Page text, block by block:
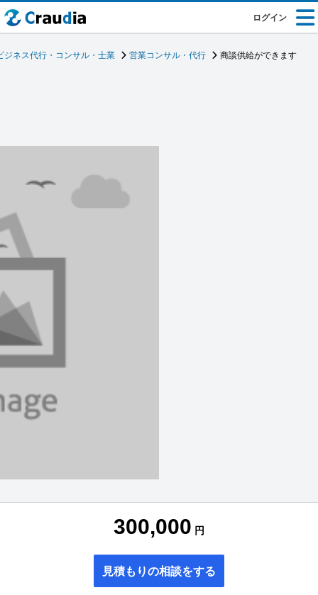
ログイン
ジネス代行・コンサル・士業 営業コンサル・代行 商談供給ができます
300,000 円
見積もりの相談をする